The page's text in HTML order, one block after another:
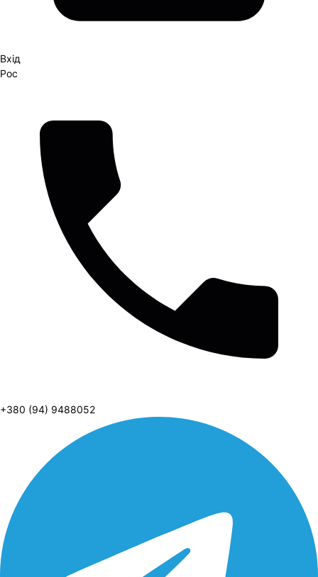
Вхід
Рос
+380 (94) 9488052